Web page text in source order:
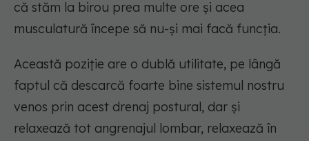
că stăm la birou prea multe ore și acea
musculatură începe să nu-și mai facă funcția.
Această poziție are o dublă utilitate, pe lângă
faptul că descarcă foarte bine sistemul nostru
venos prin acest drenaj postural, dar și
relaxează tot angrenajul lombar, relaxează în